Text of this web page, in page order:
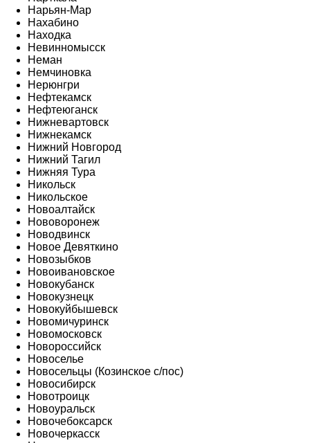
Нарьян-Мар
Нахабино
Находка
Невинномысск
Неман
Немчиновка
Нерюнгри
Нефтекамск
Нефтеюганск
Нижневартовск
Нижнекамск
Нижний Новгород
Нижний Тагил
Нижняя Тура
Никольск
Никольское
Новоалтайск
Нововоронеж
Новодвинск
Новое Девяткино
Новозыбков
Новоивановское
Новокубанск
Новокузнецк
Новокуйбышевск
Новомичуринск
Новомосковск
Новороссийск
Новоселье
Новосельцы (Козинское с/пос)
Новосибирск
Новотроицк
Новоуральск
Новочебоксарск
Новочеркасск